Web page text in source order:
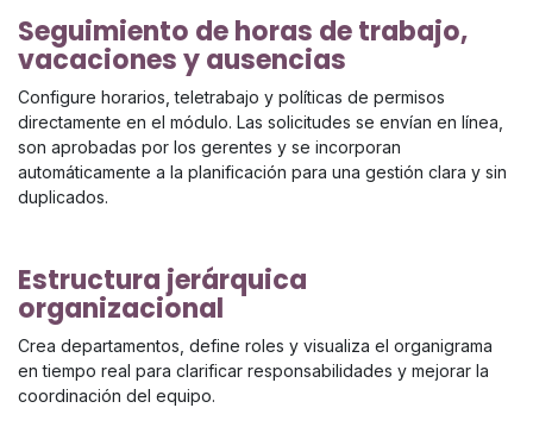
Seguimiento de horas de trabajo,
vacaciones y ausencias
Configure horarios, teletrabajo y políticas de permisos
directamente en el módulo. Las solicitudes se envían en línea,
son aprobadas por los gerentes y se incorporan
automáticamente a la planificación para una gestión clara y sin
duplicados.
Estructura jerárquica
organizacional
Crea departamentos, define roles y visualiza el organigrama
en tiempo real para clarificar responsabilidades y mejorar la
coordinación del equipo.